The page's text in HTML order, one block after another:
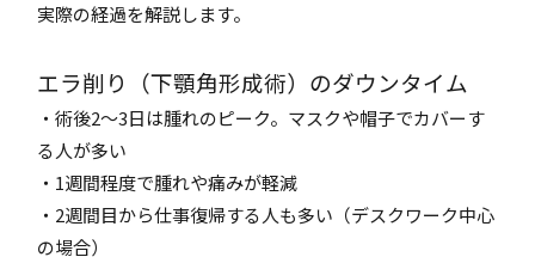
実際の経過を解説します。
エラ削り（下顎角形成術）のダウンタイム
・術後2～3日は腫れのピーク。マスクや帽子でカバーす
る人が多い
・1週間程度で腫れや痛みが軽減
・2週間目から仕事復帰する人も多い（デスクワーク中心
の場合）